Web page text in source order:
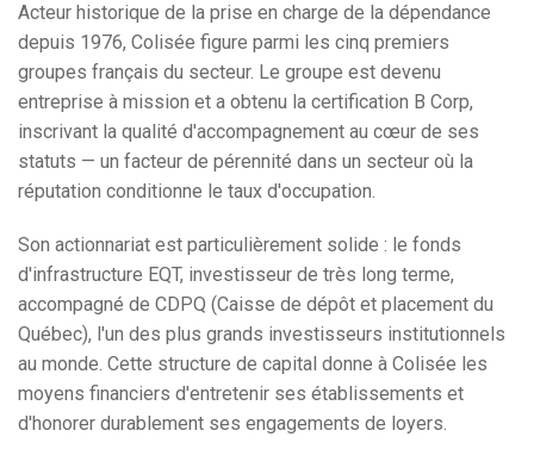
Acteur historique de la prise en charge de la dépendance
depuis 1976, Colisée figure parmi les cinq premiers
groupes français du secteur. Le groupe est devenu
entreprise à mission et a obtenu la certification B Corp,
inscrivant la qualité d'accompagnement au cœur de ses
statuts — un facteur de pérennité dans un secteur où la
réputation conditionne le taux d'occupation.
Son actionnariat est particulièrement solide : le fonds
d'infrastructure EQT, investisseur de très long terme,
accompagné de CDPQ (Caisse de dépôt et placement du
Québec), l'un des plus grands investisseurs institutionnels
au monde. Cette structure de capital donne à Colisée les
moyens financiers d'entretenir ses établissements et
d'honorer durablement ses engagements de loyers.